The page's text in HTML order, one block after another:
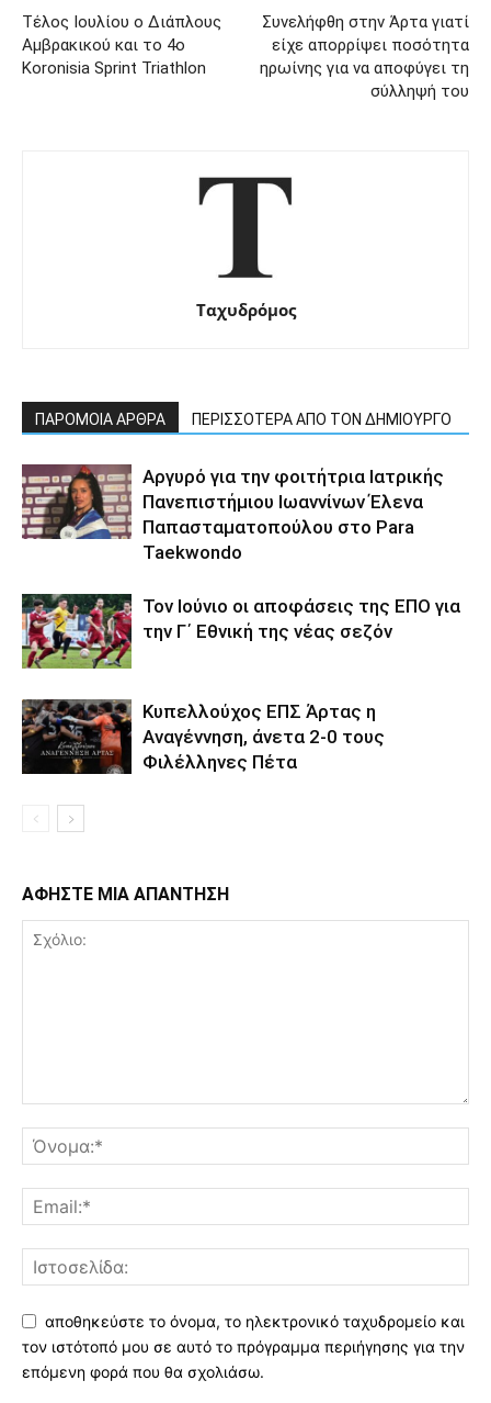
Τέλος Ιουλίου ο Διάπλους
Αμβρακικού και το 4ο
Koronisia Sprint Triathlon
Συνελήφθη στην Άρτα γιατί
είχε απορρίψει ποσότητα
ηρωίνης για να αποφύγει τη
σύλληψή του
Ταχυδρόμος
ΠΑΡΟΜΟΙΑ ΑΡΘΡΑ ΠΕΡΙΣΣΟΤΕΡΑ ΑΠΟ ΤΟΝ ΔΗΜΙΟΥΡΓΟ
Αργυρό για την φοιτήτρια Ιατρικής
Πανεπιστήμιου Ιωαννίνων Έλενα
Παπασταματοπούλου στο Para
Taekwondo
Τον Ιούνιο οι αποφάσεις της ΕΠΟ για
την Γ΄ Εθνική της νέας σεζόν
Κυπελλούχος ΕΠΣ Άρτας η
Αναγέννηση, άνετα 2-0 τους
Φιλέλληνες Πέτα
ΑΦΗΣΤΕ ΜΙΑ ΑΠΑΝΤΗΣΗ
αποθηκεύστε το όνομα, το ηλεκτρονικό ταχυδρομείο και
τον ιστότοπό μου σε αυτό το πρόγραμμα περιήγησης για την
επόμενη φορά που θα σχολιάσω.